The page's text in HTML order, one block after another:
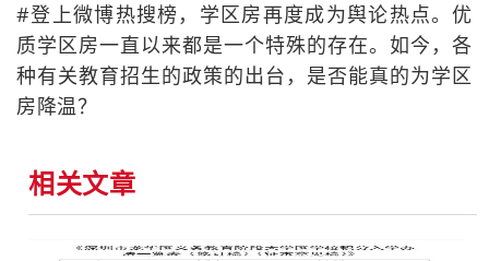
#登上微博热搜榜，学区房再度成为舆论热点。优
质学区房一直以来都是一个特殊的存在。如今，各
种有关教育招生的政策的出台，是否能真的为学区
房降温？
相关文章